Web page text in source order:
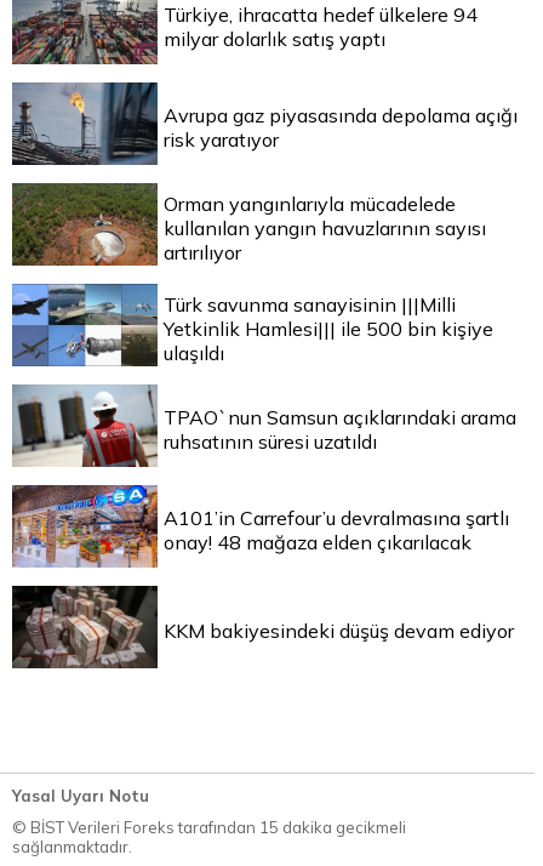
Türkiye, ihracatta hedef ülkelere 94
milyar dolarlık satış yaptı
Avrupa gaz piyasasında depolama açığı
risk yaratıyor
Orman yangınlarıyla mücadelede
kullanılan yangın havuzlarının sayısı
artırılıyor
Türk savunma sanayisinin |||Milli
Yetkinlik Hamlesi||| ile 500 bin kişiye
ulaşıldı
TPAO`nun Samsun açıklarındaki arama
ruhsatının süresi uzatıldı
A101’in Carrefour’u devralmasına şartlı
onay! 48 mağaza elden çıkarılacak
KKM bakiyesindeki düşüş devam ediyor
Yasal Uyarı Notu
© BİST Verileri Foreks tarafından 15 dakika gecikmeli
sağlanmaktadır.